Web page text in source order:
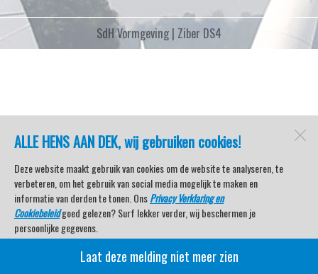
ALLE HENS AAN DEK, wij gebruiken cookies!
Deze website maakt gebruik van cookies om de website te analyseren, te
verbeteren, om het gebruik van social media mogelijk te maken en
informatie van derden te tonen. OnsPrivacy Verklaring en
Cookiebeleidgoed gelezen? Surf lekker verder, wij beschermen je
persoonlijke gegevens.
Veel kijkplezier met Watersport TV Beleving & Nieuws!
Laat deze melding niet meer zien
SdH Vormgeving | Ziber DS4